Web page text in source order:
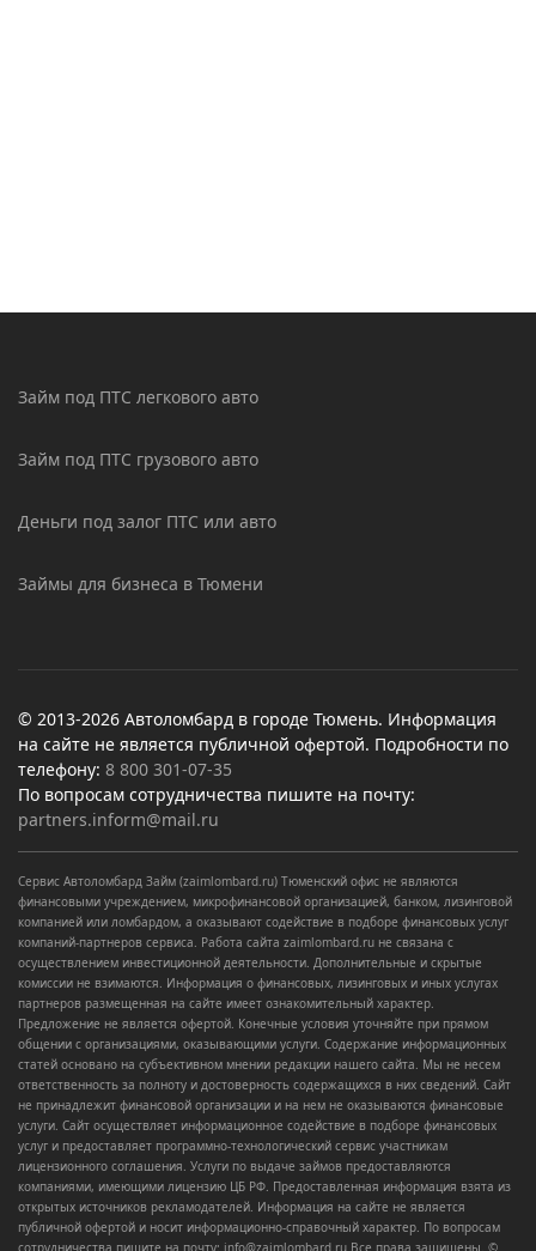
Займ под ПТС легкового авто
Займ под ПТС грузового авто
Деньги под залог ПТС или авто
Займы для бизнеса в Тюмени
© 2013-2026 Автоломбард в городе Тюмень. Информация
на сайте не является публичной офертой. Подробности по
телефону: 8 800 301-07-35
По вопросам сотрудничества пишите на почту:
partners.inform@mail.ru
Сервис Автоломбард Займ (zaimlombard.ru) Тюменский офис не являются
финансовыми учреждением, микрофинансовой организацией, банком, лизинговой
компанией или ломбардом, а оказывают содействие в подборе финансовых услуг
компаний-партнеров сервиса. Работа сайта zaimlombard.ru не связана с
осуществлением инвестиционной деятельности. Дополнительные и скрытые
комиссии не взимаются. Информация о финансовых, лизинговых и иных услугах
партнеров размещенная на сайте имеет ознакомительный характер.
Предложение не является офертой. Конечные условия уточняйте при прямом
общении с организациями, оказывающими услуги. Содержание информационных
статей основано на субъективном мнении редакции нашего сайта. Мы не несем
ответственность за полноту и достоверность содержащихся в них сведений. Сайт
не принадлежит финансовой организации и на нем не оказываются финансовые
услуги. Сайт осуществляет информационное содействие в подборе финансовых
услуг и предоставляет программно-технологический сервис участникам
лицензионного соглашения. Услуги по выдаче займов предоставляются
компаниями, имеющими лицензию ЦБ РФ. Предоставленная информация взята из
открытых источников рекламодателей. Информация на сайте не является
публичной офертой и носит информационно-справочный характер. По вопросам